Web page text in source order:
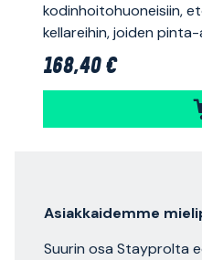
kodinhoitohuoneisiin,
kellareihin, joiden
168,40 €
Asiakkaidemme
Suurin osa Stayprolta